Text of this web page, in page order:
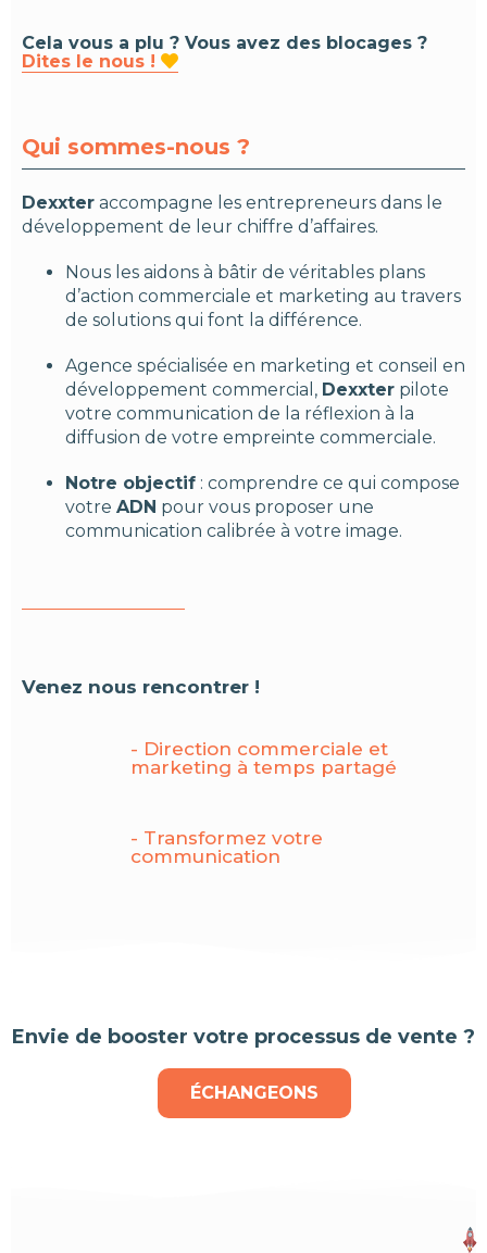
Cela vous a plu ? Vous avez des blocages ?
Dites le nous ! 
Qui sommes-nous ?
Dexxter accompagne les entrepreneurs dans le
développement de leur chiffre d’affaires.
Nous les aidons à bâtir de véritables plans
d’action commerciale et marketing au travers
de solutions qui font la différence.
Agence spécialisée en marketing et conseil en
développement commercial, Dexxter pilote
votre communication de la réflexion à la
diffusion de votre empreinte commerciale.
Notre objectif : comprendre ce qui compose
votre ADN pour vous proposer une
communication calibrée à votre image.
Venez nous rencontrer !
- Direction commerciale et
marketing à temps partagé
- Transformez votre
communication
Envie de booster votre processus de vente ?
ÉCHANGEONS